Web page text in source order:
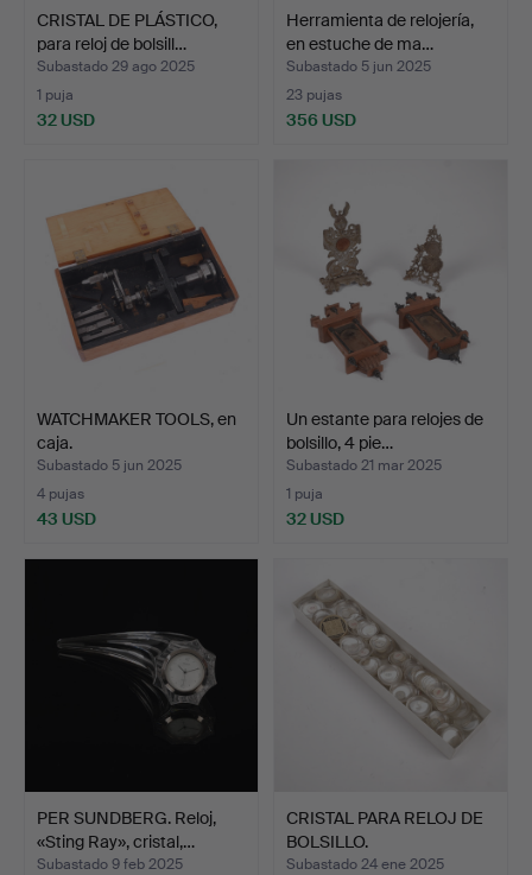
CRISTAL DE PLÁSTICO,
para reloj de bolsill…
Subastado 29 ago 2025
1 puja
32 USD
Herramienta de relojería,
en estuche de ma…
Subastado 5 jun 2025
23 pujas
356 USD
WATCHMAKER TOOLS, en
caja.
Subastado 5 jun 2025
4 pujas
43 USD
Un estante para relojes de
bolsillo, 4 pie…
Subastado 21 mar 2025
1 puja
32 USD
PER SUNDBERG. Reloj,
«Sting Ray», cristal,…
Subastado 9 feb 2025
CRISTAL PARA RELOJ DE
BOLSILLO.
Subastado 24 ene 2025